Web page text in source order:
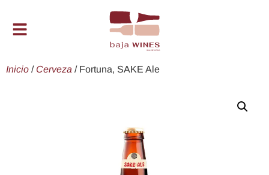
Inicio / Cerveza / Fortuna, SAKE Ale